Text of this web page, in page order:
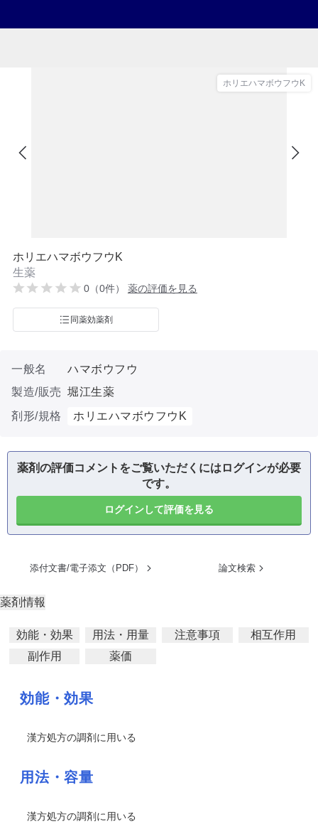
ホリエハマボウフウK
ホリエハマボウフウK
生薬
0（0件） 薬の評価を見る
同薬効薬剤
一般名
ハマボウフウ
製造/販売 堀江生薬
剤形/規格
ホリエハマボウフウK
薬剤の評価コメントをご覧いただくにはログインが必要
です。
ログインして評価を見る
添付文書/電子添文（PDF） 論文検索
薬剤情報
効能・効果 用法・用量 注意事項
相互作用
副作用
薬価
効能・効果
漢方処方の調剤に用いる
用法・容量
漢方処方の調剤に用いる